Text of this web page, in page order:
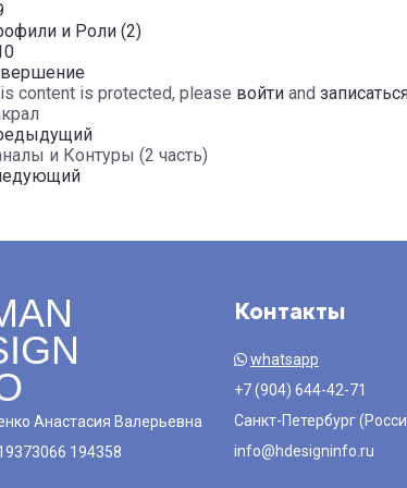
и Роли (2)
content is protected, please войти and
и Контуры (2 часть)
Анастасия Валерьевна
194358
Контакты
whatsapp
+7 (904) 644-42-71
Санкт-Петербург
info@hdesigninfo.ru